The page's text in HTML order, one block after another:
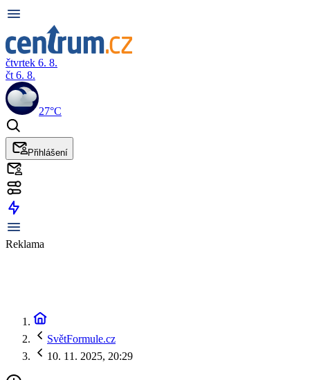
čtvrtek 6. 8.
čt 6. 8.
27°C
Přihlášení
Reklama
SvětFormule.cz
10. 11. 2025, 20:29